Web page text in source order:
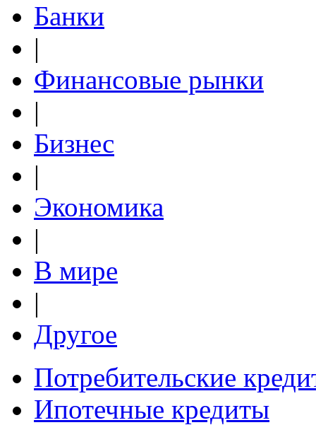
Банки
|
Финансовые рынки
|
Бизнес
|
Экономика
|
В мире
|
Другое
Потребительские
Ипотечные кредиты